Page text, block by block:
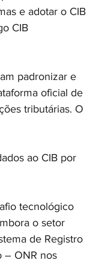
e adotar o CIB
CIB
padronizar e
oficial de
tributárias. O
ao CIB por
tecnológico
o setor
de Registro
– ONR nos